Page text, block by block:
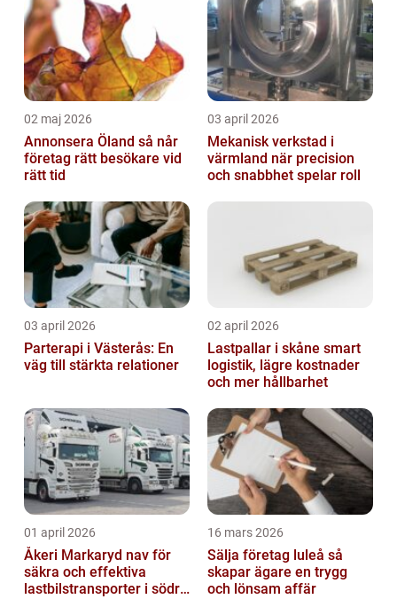
02 maj 2026
Annonsera Öland så når
företag rätt besökare vid
rätt tid
03 april 2026
Mekanisk verkstad i
värmland när precision
och snabbhet spelar roll
03 april 2026
Parterapi i Västerås: En
väg till stärkta relationer
02 april 2026
Lastpallar i skåne smart
logistik, lägre kostnader
och mer hållbarhet
01 april 2026
Åkeri Markaryd nav för
säkra och effektiva
lastbilstransporter i södra
16 mars 2026
Sälja företag luleå så
skapar ägare en trygg
och lönsam affär